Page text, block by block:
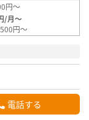
円～
/月～
円～
電話する